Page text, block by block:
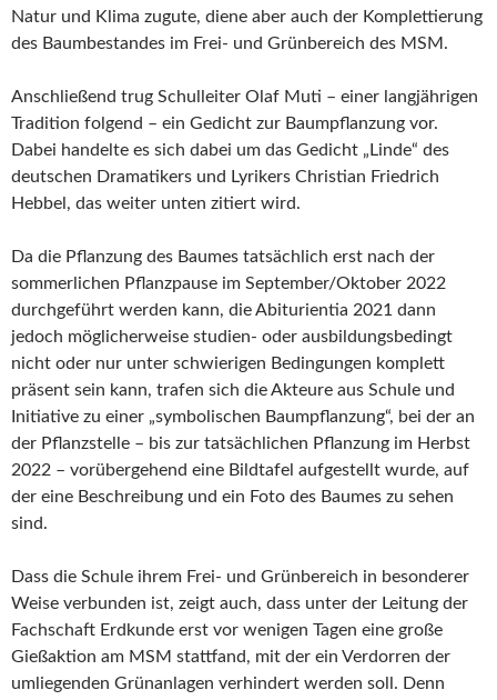
Natur und Klima zugute, diene aber auch der Komplettierung
des Baumbestandes im Frei- und Grünbereich des MSM.
Anschließend trug Schulleiter Olaf Muti – einer langjährigen
Tradition folgend – ein Gedicht zur Baumpflanzung vor.
Dabei handelte es sich dabei um das Gedicht „Linde“ des
deutschen Dramatikers und Lyrikers Christian Friedrich
Hebbel, das weiter unten zitiert wird.
Da die Pflanzung des Baumes tatsächlich erst nach der
sommerlichen Pflanzpause im September/Oktober 2022
durchgeführt werden kann, die Abiturientia 2021 dann
jedoch möglicherweise studien- oder ausbildungsbedingt
nicht oder nur unter schwierigen Bedingungen komplett
präsent sein kann, trafen sich die Akteure aus Schule und
Initiative zu einer „symbolischen Baumpflanzung“, bei der an
der Pflanzstelle – bis zur tatsächlichen Pflanzung im Herbst
2022 – vorübergehend eine Bildtafel aufgestellt wurde, auf
der eine Beschreibung und ein Foto des Baumes zu sehen
sind.
Dass die Schule ihrem Frei- und Grünbereich in besonderer
Weise verbunden ist, zeigt auch, dass unter der Leitung der
Fachschaft Erdkunde erst vor wenigen Tagen eine große
Gießaktion am MSM stattfand, mit der ein Verdorren der
umliegenden Grünanlagen verhindert werden soll. Denn